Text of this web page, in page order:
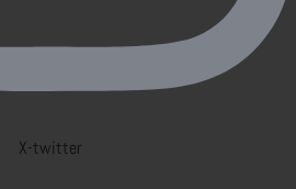
X-twitter